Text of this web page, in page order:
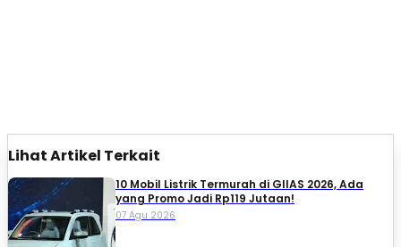
Lihat Artikel Terkait
10 Mobil Listrik Termurah di GIIAS 2026, Ada
yang Promo Jadi Rp119 Jutaan!
07 Agu 2026